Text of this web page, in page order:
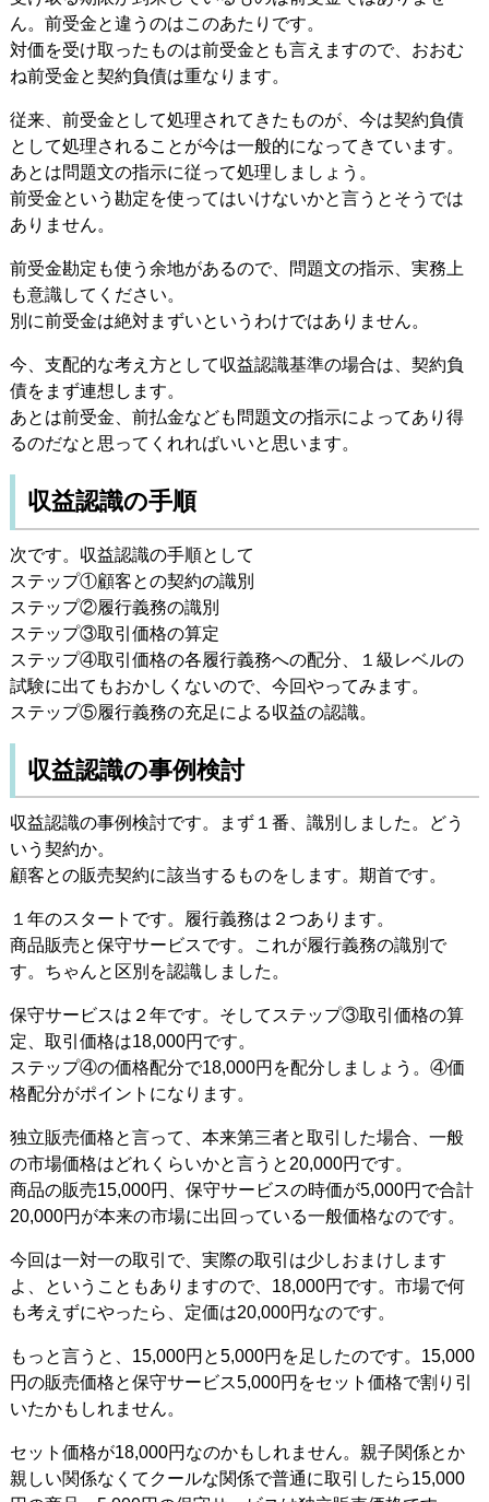
ん。前受金と違うのはこのあたりです。
対価を受け取ったものは前受金とも言えますので、おおむ
ね前受金と契約負債は重なります。
従来、前受金として処理されてきたものが、今は契約負債
として処理されることが今は一般的になってきています。
あとは問題文の指示に従って処理しましょう。
前受金という勘定を使ってはいけないかと言うとそうでは
ありません。
前受金勘定も使う余地があるので、問題文の指示、実務上
も意識してください。
別に前受金は絶対まずいというわけではありません。
今、支配的な考え方として収益認識基準の場合は、契約負
債をまず連想します。
あとは前受金、前払金なども問題文の指示によってあり得
るのだなと思ってくれればいいと思います。
収益認識の手順
次です。収益認識の手順として
ステップ①顧客との契約の識別
ステップ②履行義務の識別
ステップ③取引価格の算定
ステップ④取引価格の各履行義務への配分、１級レベルの
試験に出てもおかしくないので、今回やってみます。
ステップ⑤履行義務の充足による収益の認識。
収益認識の事例検討
収益認識の事例検討です。まず１番、識別しました。どう
いう契約か。
顧客との販売契約に該当するものをします。期首です。
１年のスタートです。履行義務は２つあります。
商品販売と保守サービスです。これが履行義務の識別で
す。ちゃんと区別を認識しました。
保守サービスは２年です。そしてステップ③取引価格の算
定、取引価格は18,000円です。
ステップ④の価格配分で18,000円を配分しましょう。④価
格配分がポイントになります。
独立販売価格と言って、本来第三者と取引した場合、一般
の市場価格はどれくらいかと言うと20,000円です。
商品の販売15,000円、保守サービスの時価が5,000円で合計
20,000円が本来の市場に出回っている一般価格なのです。
今回は一対一の取引で、実際の取引は少しおまけします
よ、ということもありますので、18,000円です。市場で何
も考えずにやったら、定価は20,000円なのです。
もっと言うと、15,000円と5,000円を足したのです。15,000
円の販売価格と保守サービス5,000円をセット価格で割り引
いたかもしれません。
セット価格が18,000円なのかもしれません。親子関係とか
親しい関係なくてクールな関係で普通に取引したら15,000